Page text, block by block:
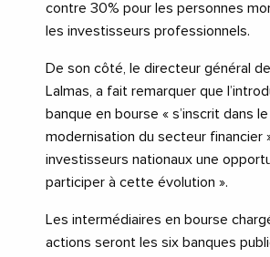
contre 30% pour les personnes
les investisseurs professionnels.
De son côté, le directeur général
Lalmas, a fait remarquer que
banque en bourse « s’inscrit dans
modernisation du secteur financier
investisseurs nationaux une
participer à cette évolution ».
Les intermédiaires en bourse
actions seront les six banques